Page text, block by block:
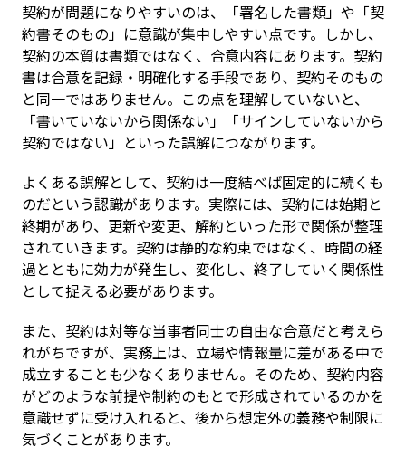
契約が問題になりやすいのは、「署名した書類」や「契
約書そのもの」に意識が集中しやすい点です。しかし、
契約の本質は書類ではなく、合意内容にあります。契約
書は合意を記録・明確化する手段であり、契約そのもの
と同一ではありません。この点を理解していないと、
「書いていないから関係ない」「サインしていないから
契約ではない」といった誤解につながります。
よくある誤解として、契約は一度結べば固定的に続くも
のだという認識があります。実際には、契約には始期と
終期があり、更新や変更、解約といった形で関係が整理
されていきます。契約は静的な約束ではなく、時間の経
過とともに効力が発生し、変化し、終了していく関係性
として捉える必要があります。
また、契約は対等な当事者同士の自由な合意だと考えら
れがちですが、実務上は、立場や情報量に差がある中で
成立することも少なくありません。そのため、契約内容
がどのような前提や制約のもとで形成されているのかを
意識せずに受け入れると、後から想定外の義務や制限に
気づくことがあります。